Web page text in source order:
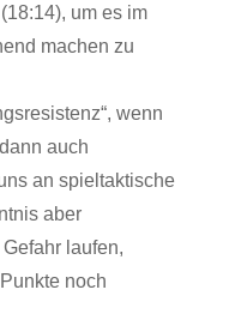
um es im
machen zu
wenn
auch
an spieltaktische
aber
laufen,
noch